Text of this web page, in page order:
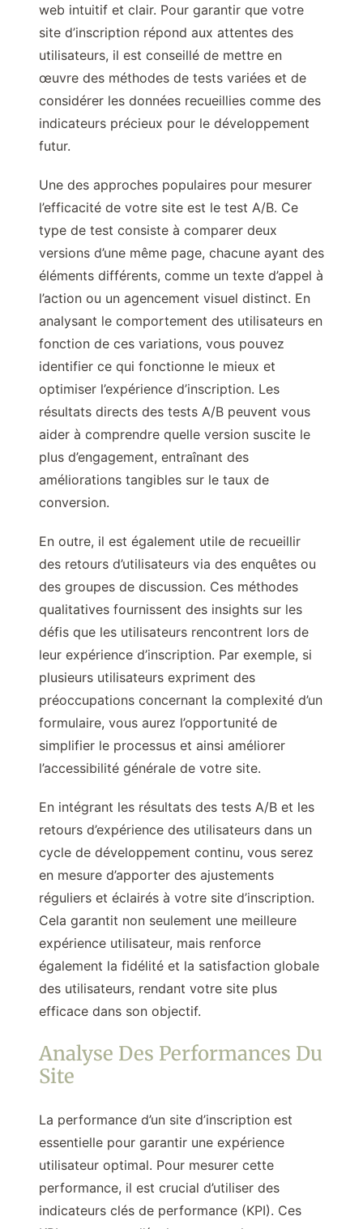
web intuitif et clair. Pour garantir que votre
site d’inscription répond aux attentes des
utilisateurs, il est conseillé de mettre en
œuvre des méthodes de tests variées et de
considérer les données recueillies comme des
indicateurs précieux pour le développement
futur.
Une des approches populaires pour mesurer
l’efficacité de votre site est le test A/B. Ce
type de test consiste à comparer deux
versions d’une même page, chacune ayant des
éléments différents, comme un texte d’appel à
l’action ou un agencement visuel distinct. En
analysant le comportement des utilisateurs en
fonction de ces variations, vous pouvez
identifier ce qui fonctionne le mieux et
optimiser l’expérience d’inscription. Les
résultats directs des tests A/B peuvent vous
aider à comprendre quelle version suscite le
plus d’engagement, entraînant des
améliorations tangibles sur le taux de
conversion.
En outre, il est également utile de recueillir
des retours d’utilisateurs via des enquêtes ou
des groupes de discussion. Ces méthodes
qualitatives fournissent des insights sur les
défis que les utilisateurs rencontrent lors de
leur expérience d’inscription. Par exemple, si
plusieurs utilisateurs expriment des
préoccupations concernant la complexité d’un
formulaire, vous aurez l’opportunité de
simplifier le processus et ainsi améliorer
l’accessibilité générale de votre site.
En intégrant les résultats des tests A/B et les
retours d’expérience des utilisateurs dans un
cycle de développement continu, vous serez
en mesure d’apporter des ajustements
réguliers et éclairés à votre site d’inscription.
Cela garantit non seulement une meilleure
expérience utilisateur, mais renforce
également la fidélité et la satisfaction globale
des utilisateurs, rendant votre site plus
efficace dans son objectif.
Analyse Des Performances Du
Site
La performance d’un site d’inscription est
essentielle pour garantir une expérience
utilisateur optimal. Pour mesurer cette
performance, il est crucial d’utiliser des
indicateurs clés de performance (KPI). Ces